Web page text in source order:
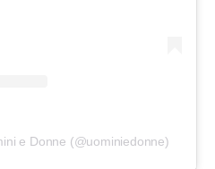
e Donne (@uominiedonne)